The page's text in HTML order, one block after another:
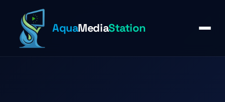
AquaMediaStation